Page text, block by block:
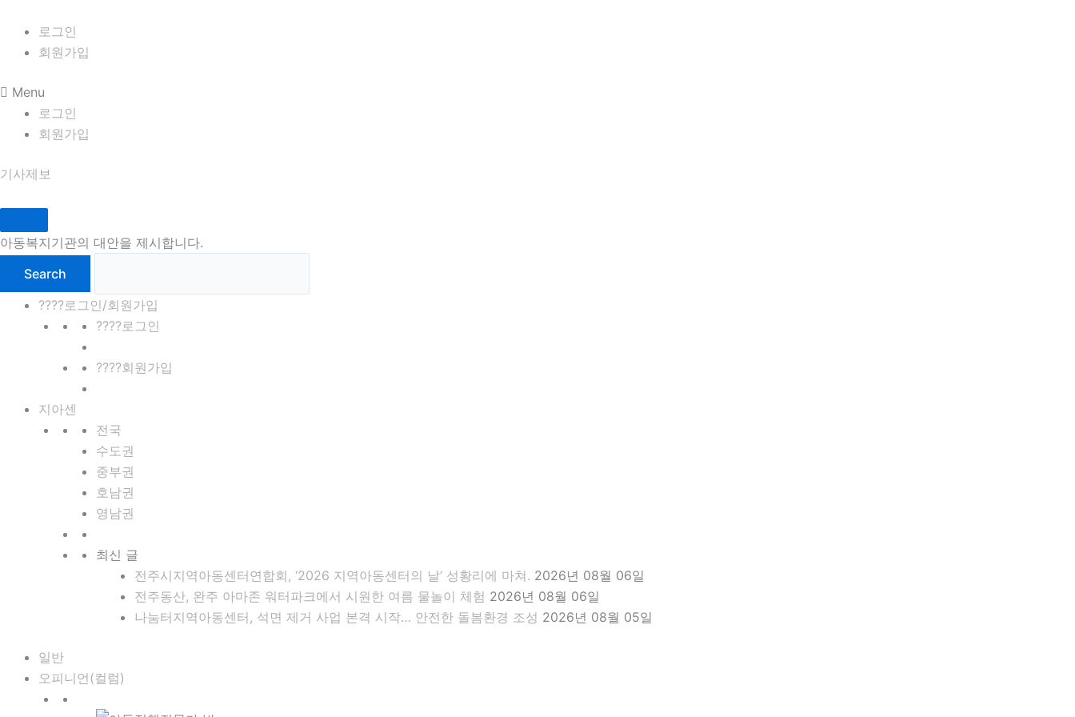
건
로그인
회원가입
Menu
로그인
회원가입
기사제보
아동복지기관의 대안을 제시합니다.
????로그인/회원가입
????로그인
????회원가입
지아센
전국
수도권
중부권
호남권
영남권
최신 글
전주시지역아동센터연합회, ‘2026 지역아동센터의 날’ 성황리에 마쳐. 2026년 08월 06일
전주동산, 완주 아마존 워터파크에서 시원한 여름 물놀이 체험 2026년 08월 06일
나눔터지역아동센터, 석면 제거 사업 본격 시작… 안전한 돌봄환경 조성 2026년 08월 05일
일반
오피니언(컬럼)